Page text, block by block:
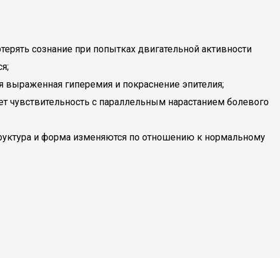
сознание при попытках двигательной активности
гиперемия и покраснение эпителия;
с параллельным нарастанием болевого
и форма изменяются по отношению к нормальному